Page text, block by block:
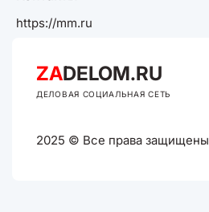
https://mm.ru
ZADELOM.RU
ДЕЛОВАЯ СОЦИАЛЬНАЯ СЕТЬ
2025 © Все права защищены